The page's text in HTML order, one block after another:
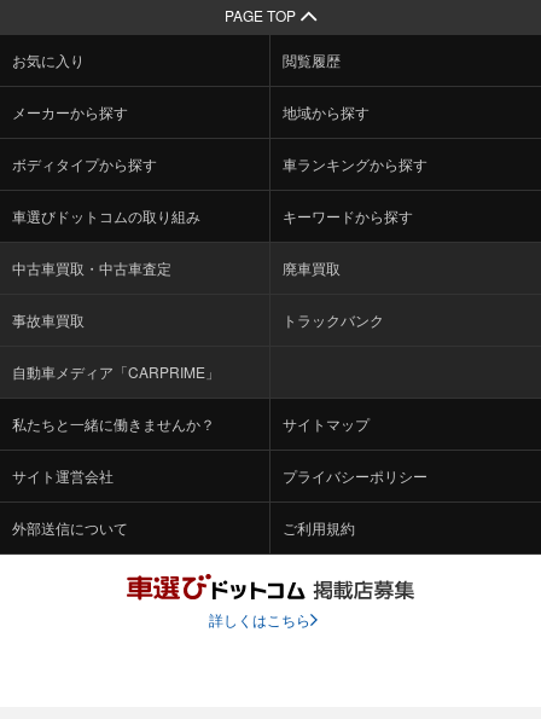
PAGE TOP
お気に入り 閲覧履歴
メーカーから探す 地域から探す
ボディタイプから探す 車ランキングから探す
車選びドットコムの取り組み キーワードから探す
中古車買取・中古車査定 廃車買取
事故車買取 トラックバンク
自動車メディア「CARPRIME」
私たちと一緒に働きませんか？ サイトマップ
サイト運営会社 プライバシーポリシー
外部送信について ご利用規約
詳しくはこちら